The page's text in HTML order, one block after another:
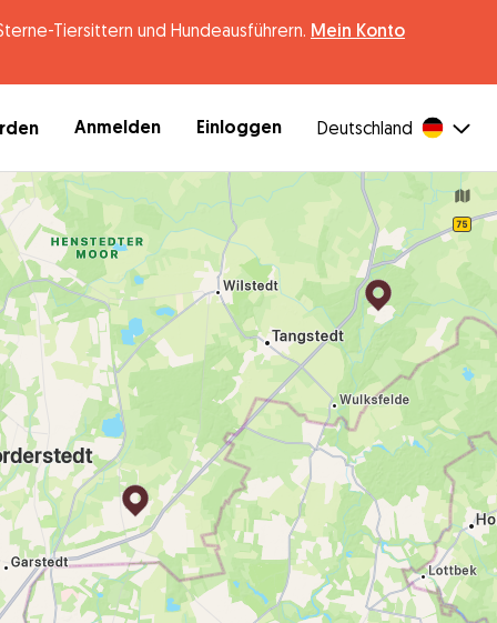
Tiersittern und Hundeausführern. Mein Konto
Anmelden Einloggen Deutschland